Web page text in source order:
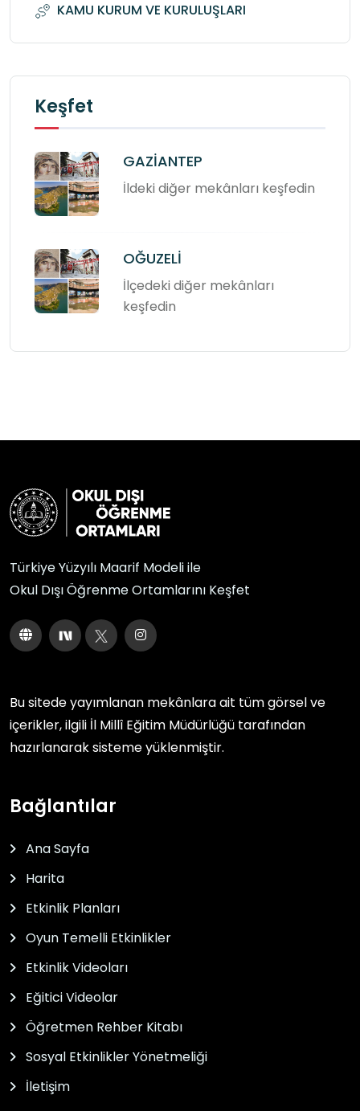
KAMU KURUM VE KURULUŞLARI
Keşfet
GAZİANTEP
İldeki diğer mekânları keşfedin
OĞUZELİ
İlçedeki diğer mekânları
keşfedin
Türkiye Yüzyılı Maarif Modeli ile
Okul Dışı Öğrenme Ortamlarını Keşfet
Bu sitede yayımlanan mekânlara ait tüm görsel ve
içerikler, ilgili İl Millî Eğitim Müdürlüğü tarafından
hazırlanarak sisteme yüklenmiştir.
Bağlantılar
Ana Sayfa
Harita
Etkinlik Planları
Oyun Temelli Etkinlikler
Etkinlik Videoları
Eğitici Videolar
Öğretmen Rehber Kitabı
Sosyal Etkinlikler Yönetmeliği
İletişim